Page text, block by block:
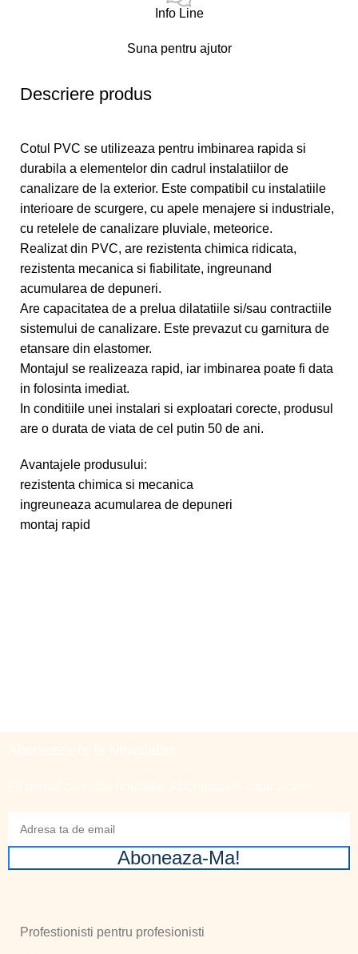
Info Line
Suna pentru ajutor
Descriere produs
Cotul PVC se utilizeaza pentru imbinarea rapida si
durabila a elementelor din cadrul instalatiilor de
canalizare de la exterior. Este compatibil cu instalatiile
interioare de scurgere, cu apele menajere si industriale,
cu retelele de canalizare pluviale, meteorice.
Realizat din PVC, are rezistenta chimica ridicata,
rezistenta mecanica si fiabilitate, ingreunand
acumularea de depuneri.
Are capacitatea de a prelua dilatatiile si/sau contractiile
sistemului de canalizare. Este prevazut cu garnitura de
etansare din elastomer.
Montajul se realizeaza rapid, iar imbinarea poate fi data
in folosinta imediat.
In conditiile unei instalari si exploatari corecte, produsul
are o durata de viata de cel putin 50 de ani.
Avantajele produsului:
rezistenta chimica si mecanica
ingreuneaza acumularea de depuneri
montaj rapid
Aboneaza-Ma!
Profestionisti pentru profesionisti